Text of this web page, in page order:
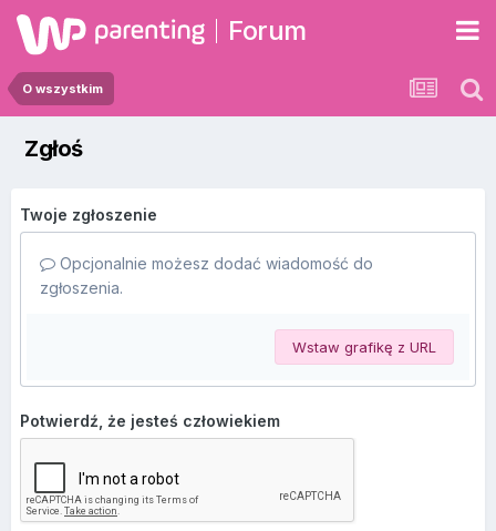
Forum
O wszystkim
Zgłoś
Twoje zgłoszenie
Opcjonalnie możesz dodać wiadomość do
zgłoszenia.
Wstaw grafikę z URL
Potwierdź, że jesteś człowiekiem